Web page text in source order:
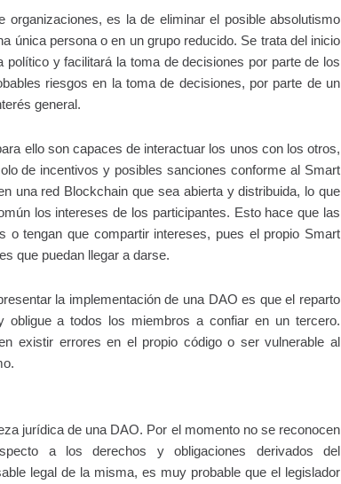
organizaciones, es la de eliminar el posible absolutismo
única persona o en un grupo reducido. Se trata del inicio
y facilitará la toma de decisiones por parte de los
riesgos en la toma de decisiones, por parte de un
general.
ello son capaces de interactuar los unos con los otros,
de incentivos y posibles sanciones conforme al Smart
una red Blockchain que sea abierta y distribuida, lo que
los intereses de los participantes. Esto hace que las
o tengan que compartir intereses, pues el propio Smart
que puedan llegar a darse.
la implementación de una DAO es que el reparto
obligue a todos los miembros a confiar en un tercero.
existir errores en el propio código o ser vulnerable al
jurídica de una DAO. Por el momento no se reconocen
a los derechos y obligaciones derivados del
legal de la misma, es muy probable que el legislador